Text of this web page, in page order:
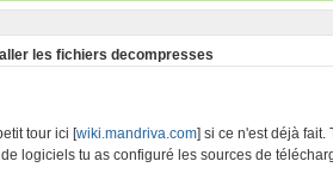
les fichiers decompresses
tour ici [wiki.mandriva.com] si ce n'est déjà fait.
logiciels tu as configuré les sources de